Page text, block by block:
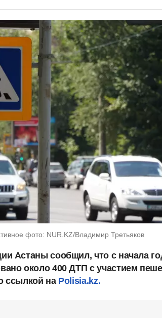
фото: NUR.KZ/Владимир Третьяков
Астаны сообщил, что с начала
около 400 ДТП с участием
ссылкой наPolisia.kz.